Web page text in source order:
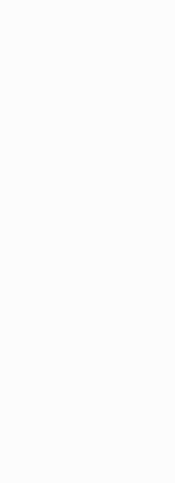
アントPC運
ICT推進課